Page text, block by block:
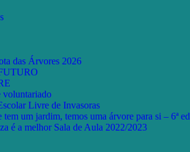
das Árvores 2026
voluntariado
Livre de Invasoras
tem um jardim, temos uma árvore para si – 6ª
é a melhor Sala de Aula 2022/2023